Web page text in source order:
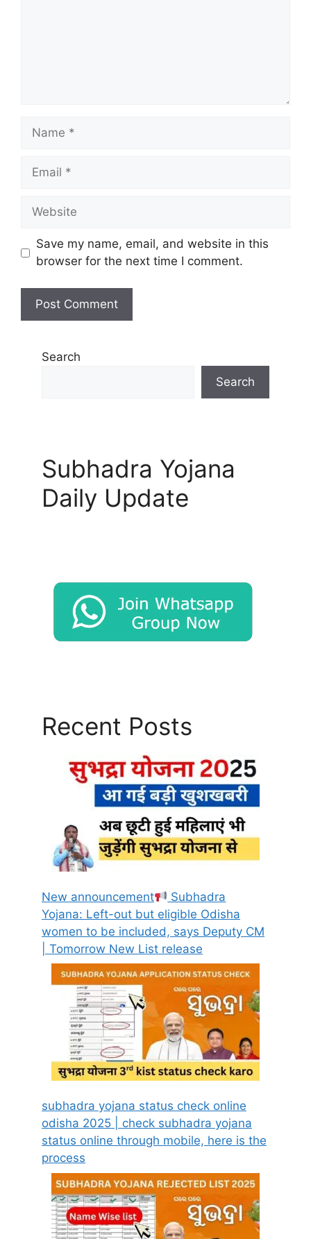
Name
Email
Website
Save my name, email, and website in this
browser for the next time I comment.
Search
Search
Subhadra Yojana
Daily Update
Recent Posts
New announcement
Subhadra
Yojana: Left-out but eligible Odisha
women to be included, says Deputy CM
| Tomorrow New List release
subhadra yojana status check online
odisha 2025 | check subhadra yojana
status online through mobile, here is the
process